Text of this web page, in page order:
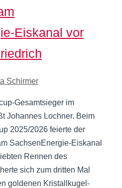
Eiskanal vor
Schirmer
Gesamtsieger im
Johannes Lochner. Beim
2025/2026 feierte der
SachsenEnergie-Eiskanal
Rennen des
sich zum dritten Mal
goldenen Kristallkugel-